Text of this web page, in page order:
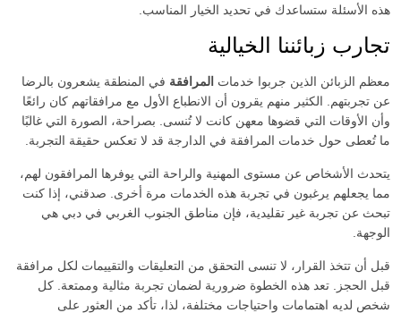
هذه الأسئلة ستساعدك في تحديد الخيار المناسب.
تجارب زبائننا الخيالية
معظم الزبائن الذين جربوا خدمات المرافقة في المنطقة يشعرون بالرضا
عن تجربتهم. الكثير منهم يقرون أن الانطباع الأول مع مرافقاتهم كان رائعًا
وأن الأوقات التي قضوها معهن كانت لا تُنسى. بصراحة، الصورة التي غالبًا
ما تُعطى حول خدمات المرافقة في الدارجة قد لا تعكس حقيقة التجربة.
يتحدث الأشخاص عن مستوى المهنية والراحة التي يوفرها المرافقون لهم،
مما يجعلهم يرغبون في تجربة هذه الخدمات مرة أخرى. صدقني، إذا كنت
تبحث عن تجربة غير تقليدية، فإن مناطق الجنوب الغربي في دبي هي
الوجهة.
قبل أن تتخذ القرار، لا تنسى التحقق من التعليقات والتقييمات لكل مرافقة
قبل الحجز. تعد هذه الخطوة ضرورية لضمان تجربة مثالية وممتعة. كل
شخص لديه اهتمامات واحتياجات مختلفة، لذا، تأكد من العثور على